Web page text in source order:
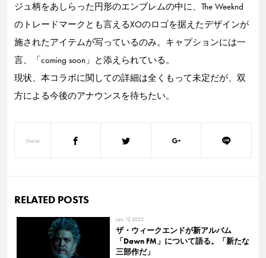
ジュ柄をあしらった円形のエンブレムの中に、The Weeknd
のトレードマークとも言えるXOのロゴを据えたデザインが
施されたアイテムが写っているのみ。キャプションには一
言、「coming soon」と添えられている。
現状、本コラボに関しての詳細は全くもって未定だが、双
方による今後のアナウンスを待ちたい。
Shares
RELATED POSTS
Jan. 12 2022
ザ・ウィークエンドが新アルバム
「Dawn FM」について語る。「新たな
三部作だ」